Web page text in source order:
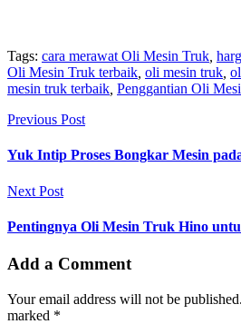
Tags: cara merawat Oli Mesin Truk
Oli Mesin Truk terbaik oli mesin truk
mesin truk terbaik Penggantian Oli
Previous Post
Yuk Intip Proses Bongkar Mesin
Next Post
Pentingnya Oli Mesin Truk Hino
Add a Comment
Your email address will not be
marked *